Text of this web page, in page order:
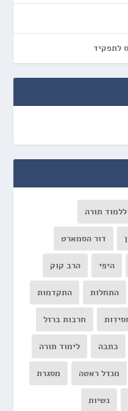
לתפקיד
תורה
דור הסמארט
היפי הרב קוק
התחלות התקדמות
חרבות ברזל
כתבה לימוד תורה
מנדל ראטה מסגרת
נשיות